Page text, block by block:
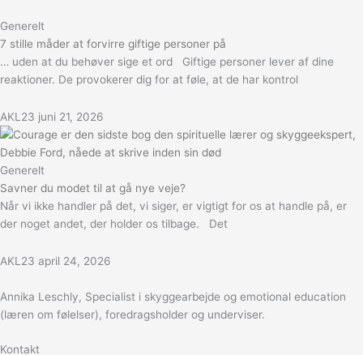
Generelt
7 stille måder at forvirre giftige personer på
… uden at du behøver sige et ord Giftige personer lever af dine
reaktioner. De provokerer dig for at føle, at de har kontrol
AKL23 juni 21, 2026
Generelt
Savner du modet til at gå nye veje?
Når vi ikke handler på det, vi siger, er vigtigt for os at handle på, er
der noget andet, der holder os tilbage. Det
AKL23 april 24, 2026
Annika Leschly, Specialist i skyggearbejde og emotional education
(læren om følelser), foredragsholder og underviser.
Kontakt